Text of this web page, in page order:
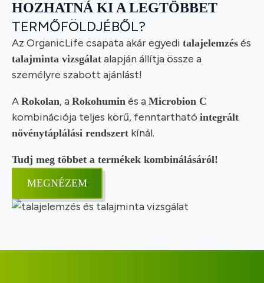
HOZHATNÁ KI A LEGTÖBBET
TERMŐFÖLDJÉBŐL?
Az OrganicLife csapata akár egyedi talajelemzés és
talajminta vizsgálat alapján állítja össze a
személyre szabott ajánlást!
A Rokolan, a Rokohumin és a Microbion C
kombinációja teljes körű, fenntartható integrált
növénytáplálási rendszert kínál.
Tudj meg többet a termékek kombinálásáról!
MEGNÉZEM